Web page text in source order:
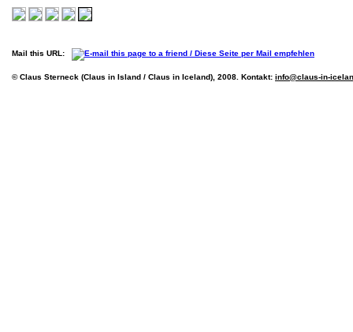
Mail this URL:
© Claus Sterneck (Claus in Island / Claus in Iceland), 2008. Kontakt: info@claus-in-